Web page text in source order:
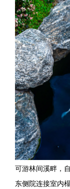
可游林间溪畔，
东侧院连接室内